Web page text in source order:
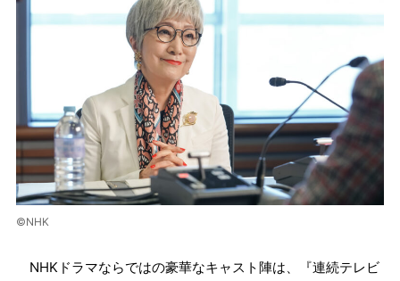
©NHK
NHKドラマならではの豪華なキャスト陣は、『連続テレビ